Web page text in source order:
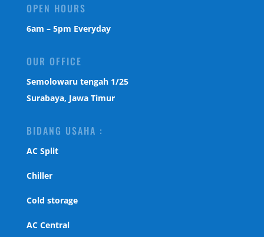
OPEN HOURS
6am – 5pm Everyday
OUR OFFICE
Semolowaru tengah 1/25
Surabaya, Jawa Timur
BIDANG USAHA :
AC Split
Chiller
Cold storage
AC Central